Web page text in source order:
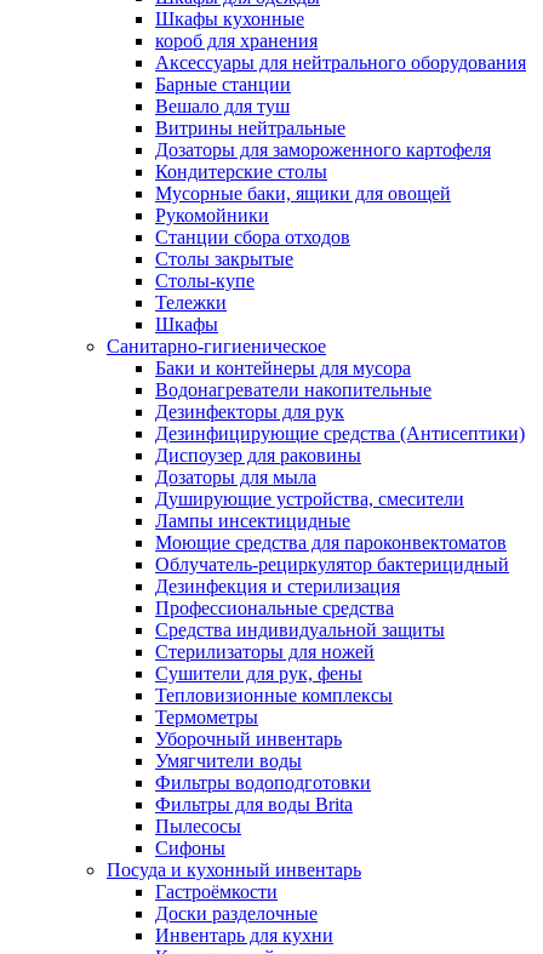
Шкафы кухонные
короб для хранения
Аксессуары для нейтрального оборудования
Барные станции
Вешало для туш
Витрины нейтральные
Дозаторы для замороженного картофеля
Кондитерские столы
Мусорные баки, ящики для овощей
Рукомойники
Станции сбора отходов
Столы закрытые
Столы-купе
Тележки
Шкафы
Санитарно-гигиеническое
Баки и контейнеры для мусора
Водонагреватели накопительные
Дезинфекторы для рук
Дезинфицирующие средства (Антисептики)
Диспоузер для раковины
Дозаторы для мыла
Душирующие устройства, смесители
Лампы инсектицидные
Моющие средства для пароконвектоматов
Облучатель-рециркулятор бактерицидный
Дезинфекция и стерилизация
Профессиональные средства
Средства индивидуальной защиты
Стерилизаторы для ножей
Сушители для рук, фены
Тепловизионные комплексы
Термометры
Уборочный инвентарь
Умягчители воды
Фильтры водоподготовки
Фильтры для воды Brita
Пылесосы
Сифоны
Посуда и кухонный инвентарь
Гастроёмкости
Доски разделочные
Инвентарь для кухни